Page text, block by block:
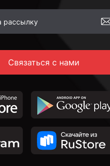
Связаться с нами